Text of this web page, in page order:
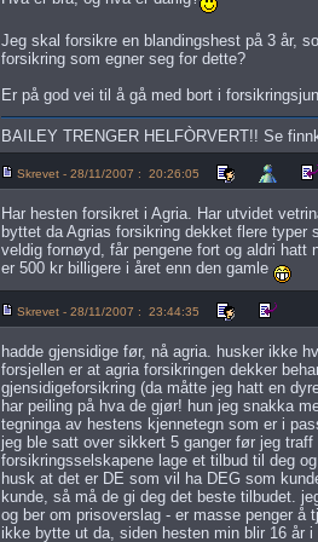
Jeg skal forsikre en blandingshest på 3 år,
forsikring som egner seg for dette?
Er på god vei til å gå med bort i
BAILEY TRENGER HELFÒRVERT!! Se
Skrevet - 28/11/2007 : 20:26:05
Har hesten forsikret i Agria. Har utvidet
byttet da Agrias forsikring dekket flere typer
veldig fornøyd, får pengene fort og aldri hatt
er 500 kr billigere i året enn den gamle
Skrevet - 28/11/2007 : 23:44:35
hadde gjensidige før, nå agria. husker ikke
forsjellen er at agria forsikringen dekker
gjensidigeforsikring (da måtte jeg hatt en
har peiling på hva de gjør! hun jeg snakka
tegninga av hestens kjennetegn som er i
jeg ble satt over sikkert 5 ganger før jeg
forsikringsselskapene lage et tilbud til deg
husk at det er DE som vil ha DEG som
kunde, så må de gi deg det beste tilbudet.
og ber om prisoverslag - er masse penger
ikke bytte ut da, siden hesten min blir 16 år